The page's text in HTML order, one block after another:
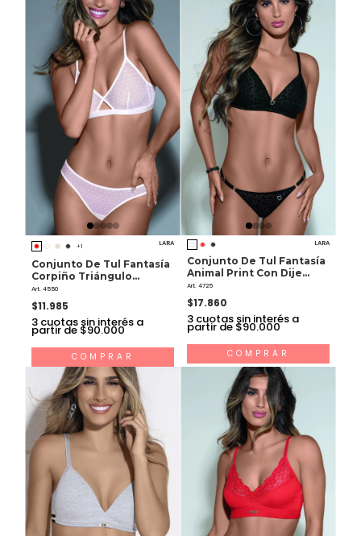
+1 LARA
Conjunto De Tul Fantasía
Corpiño Triángulo
Cruzado Con Colaless
Art. 4550
$11.985
3 cuotas sin interés a
partir de $90.000
COMPRAR
LARA
Conjunto De Tul Fantasía
Animal Print Con Dije
Corazón. Corpiño
Up. Tangales
Art. 4725
$17.860
3 cuotas sin interés a
partir de $90.000
COMPRAR